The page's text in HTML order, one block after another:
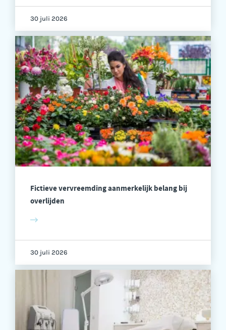
30 juli 2026
Fictieve vervreemding aanmerkelijk belang bij
overlijden
30 juli 2026